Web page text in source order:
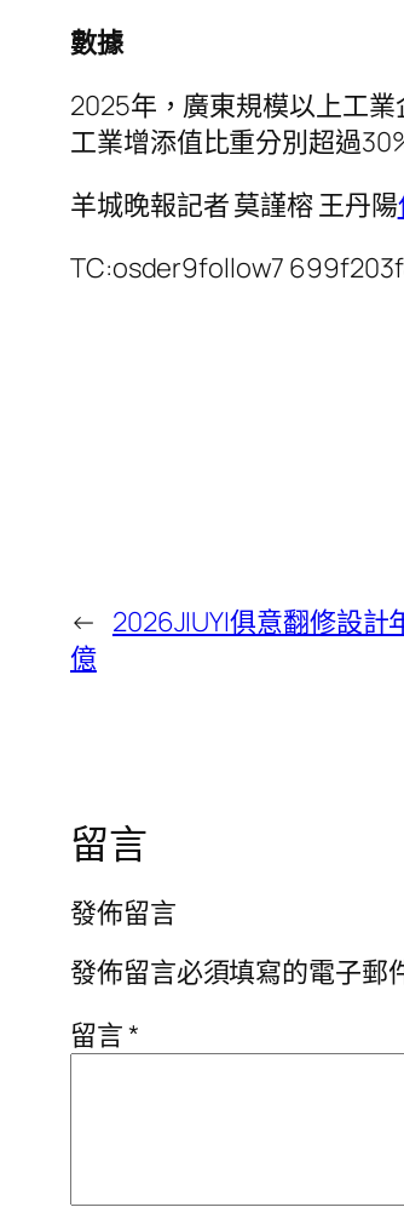
數據
2025年，廣東規模以上工
工業增添值比重分別超過
羊城晚報記者 莫謹榕 王丹陽
TC:osder9follow7
← 2026JIUYI俱意翻修設
億
留言
發佈留言
發佈留言必須填寫的電子郵
留言*